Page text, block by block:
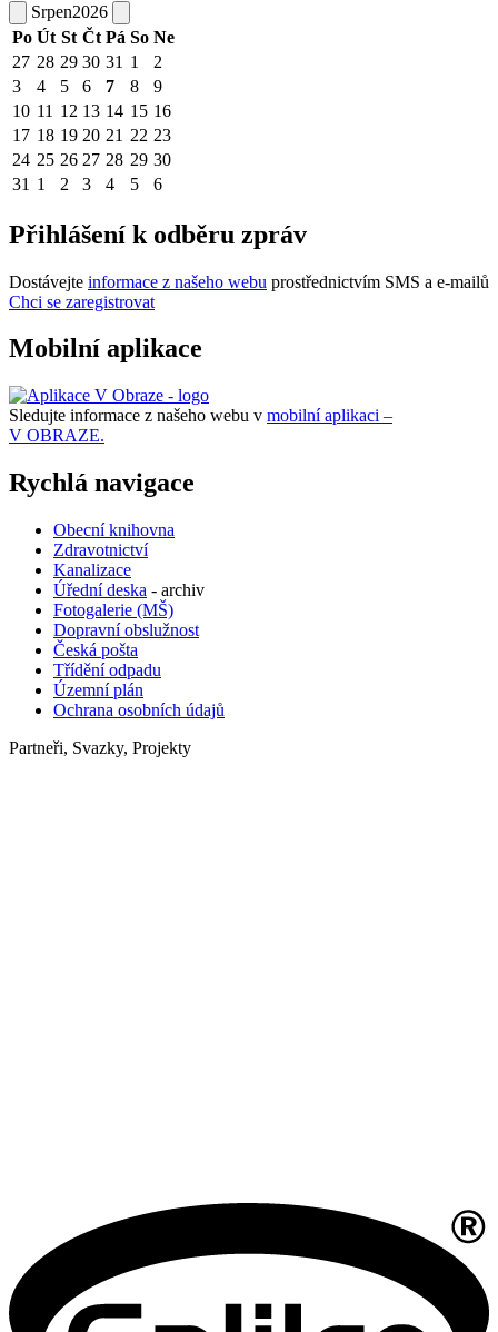
Srpen2026
Po Út St Čt Pá So Ne
27 28 29 30 31 1
2
3
4 5 6 7 8
9
10 11 12 13 14 15 16
17 18 19 20 21 22 23
24 25 26 27 28 29 30
31 1 2 3 4 5 6
Přihlášení k odběru zpráv
Dostávejte informace z našeho webu prostřednictvím SMS a e-mailů
Chci se zaregistrovat
Mobilní aplikace
Sledujte informace z našeho webu v mobilní aplikaci –
V OBRAZE.
Rychlá navigace
Obecní knihovna
Zdravotnictví
Kanalizace
Úřední deska - archiv
Fotogalerie (MŠ)
Dopravní obslužnost
Česká pošta
Třídění odpadu
Územní plán
Ochrana osobních údajů
Partneři, Svazky, Projekty